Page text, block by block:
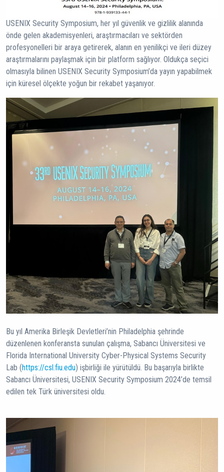
USENIX Security Symposium, her yıl güvenlik ve gizlilik alanında
önde gelen akademisyenleri, araştırmacıları ve sektörden
profesyonelleri bir araya getirerek, alanın en yenilikçi ve ileri düzey
araştırmalarını paylaşmak için bir platform sağlıyor. Oldukça seçici
olmasıyla bilinen USENIX Security Symposium’da yayın yapabilmek
için küresel ölçekte yoğun bir rekabet yaşanıyor.
Bu yıl Amerika Birleşik Devletleri’nin Philadelphia şehrinde
düzenlenen konferansta sunulan çalışma, Sabancı Üniversitesi ve
Florida International University Cyber-Physical Systems Security
Lab (https://csl.fiu.edu) işbirliği ile yürütüldü. Bu başarıyla birlikte
Sabancı Üniversitesi, USENIX Security Symposium 2024’de temsil
edilen tek Türk üniversitesi oldu.